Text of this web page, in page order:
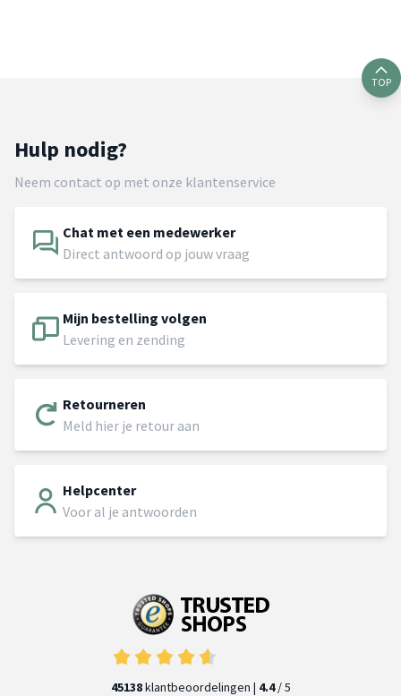
TOP
Hulp nodig?
Neem contact op met onze klantenservice
Chat met een medewerker
Direct antwoord op jouw vraag
Mijn bestelling volgen
Levering en zending
Retourneren
Meld hier je retour aan
Helpcenter
Voor al je antwoorden
45138klantbeoordelingen | 4.4/ 5